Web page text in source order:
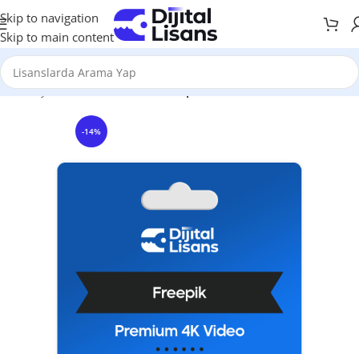
Skip to navigation
Skip to main content
Anasayfa Grafik & Tasarım Freepik Premium
-14%